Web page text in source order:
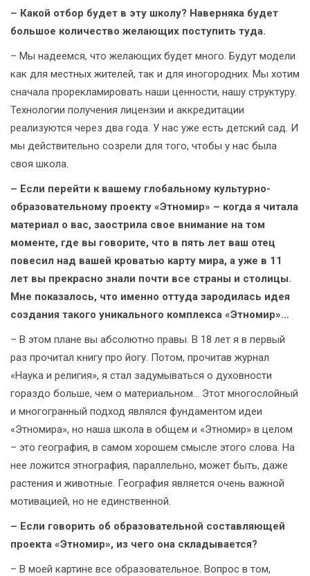
– Какой отбор будет в эту школу? Наверняка будет
большое количество желающих поступить туда.
– Мы надеемся, что желающих будет много. Будут модели
как для местных жителей, так и для иногородних. Мы хотим
сначала прорекламировать наши ценности, нашу структуру.
Технологии получения лицензии и аккредитации
реализуются через два года. У нас уже есть детский сад. И
мы действительно созрели для того, чтобы у нас была
своя школа.
– Если перейти к вашему глобальному культурно-
образовательному проекту «Этномир» – когда я читала
материал о вас, заострила свое внимание на том
моменте, где вы говорите, что в пять лет ваш отец
повесил над вашей кроватью карту мира, а уже в 11
лет вы прекрасно знали почти все страны и столицы.
Мне показалось, что именно оттуда зародилась идея
создания такого уникального комплекса «Этномир»…
– В этом плане вы абсолютно правы. В 18 лет я в первый
раз прочитал книгу про йогу. Потом, прочитав журнал
«Наука и религия», я стал задумываться о духовности
гораздо больше, чем о материальном… Этот многослойный
и многогранный подход являлся фундаментом идеи
«Этномира», но наша школа в общем и «Этномир» в целом
– это география, в самом хорошем смысле этого слова. На
нее ложится этнография, параллельно, может быть, даже
растения и животные. География является очень важной
мотивацией, но не единственной.
– Если говорить об образовательной составляющей
проекта «Этномир», из чего она складывается?
– В моей картине все образовательное. Вопрос в том,